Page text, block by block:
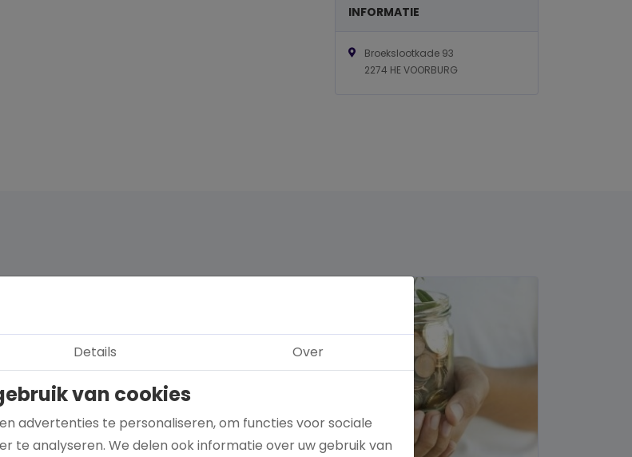
INFORMATIE
Broekslootkade 93
2274 HE VOORBURG
Details Over
van cookies
advertenties te personaliseren, om functies voor sociale
te analyseren. We delen ook informatie over uw gebruik van